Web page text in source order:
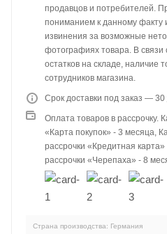
продавцов и потребителей.
пониманием к данному факту
извинения за возможные
фотографиях товара. В
остатков на складе, наличие
сотрудников магазина.
Срок доставки под заказ — 30
Оплата товаров в рассрочку.
«Карта покупок» - 3 месяца,
рассрочки «Кредитная
рассрочки «Черепаха» - 8
Страна производства: Германия